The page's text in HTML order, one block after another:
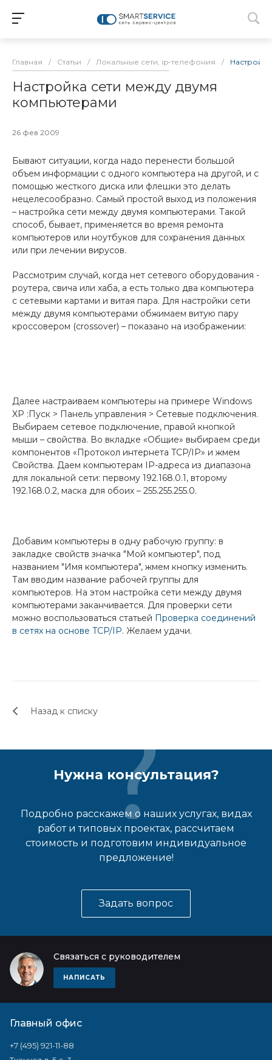
Главная / Статьи / Локальные сети, ip-телефония /
Настройка сети между двумя
компьютерами
26 фев 2009
Бывают ситуации, когда надо перенести большой
объем информации с одного компьютера на другой, и с
помощью жесткого диска или флешки это делать
нецелесообразно. Самый простой выход из положения
– настройка сети между двумя компьютерами. Такой
способ, бывает, применяется во время ремонта
компьютеров или ноутбуков для сохранения данных
или при лечении вирусов.
Рассмотрим случай, когда нет сетевого оборудования -
роутера, свича или хаба, а есть только два компьютера
с сетевыми картами и витая пара. Для настройки сети
между двумя компьютерами обжимаем витую пару
кроссовером (crossover) – показано на изображении:
Далее настраиваем компьютеры на примере Windows
XP :Пуск > Панель управления > Сетевые подключения.
Выбираем сетевое подключение, правой кнопкой
мыши – свойства. Во вкладке «Общие» выбираем среди
компонентов «Протокол интернета TCP/IP» и жмем
Свойства. Даем компьютерам IP-адреса из диапазона
для локальной сети: первому 192.168.0.1, второму
192.168.0.2, маска для обоих – 255.255.255.0.
Добавим компьютеры в одну рабочую группу: в
закладке свойств значка "Мой компьютер", под
названием "Имя компьютера", жмем кнопку изменить.
Там вводим название рабочей группы для
компьютеров. На этом настройка сети между двумя
компьютерами заканчивается. Для проверки сети
можно воспользоваться статьей Проверка соединений
в сетях на основе TCP/IP. Желаем удачи.
Назад к списку
Нужна консультация?
Подробно расскажем о наших услугах, видах
работ и типовых проектах, рассчитаем
стоимость и подготовим индивидуальное
предложение!
Задать вопрос
Связаться с руководителем
НАПИСАТЬ
Главный офис
+7 (495) 921-11-88